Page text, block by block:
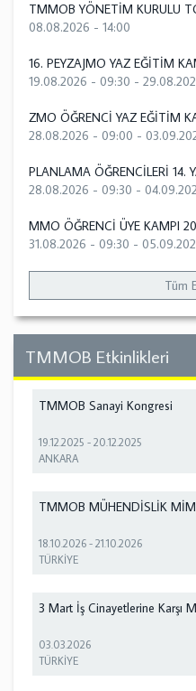
TMMOB YÖNETİM KURULU
08.08.2026 - 14:00
16. PEYZAJMO YAZ EĞİTİM
19.08.2026 - 09:30 -
ZMO ÖĞRENCİ YAZ EĞİTİM
28.08.2026 - 09:00 -
PLANLAMA ÖĞRENCİLERİ 14.
28.08.2026 - 09:30 -
MMO ÖĞRENCİ ÜYE KAMPI
31.08.2026 - 09:30 -
Tüm
TMMOB Etkinlikleri
TMMOB Sanayi Kongresi
19.12.2025 -20.12.2025
ANKARA
TMMOB MÜHENDİSLİK
18.10.2026 -21.10.2026
TÜRKİYE
3 Mart İş Cinayetlerine Karşı
03.03.2026
TÜRKİYE